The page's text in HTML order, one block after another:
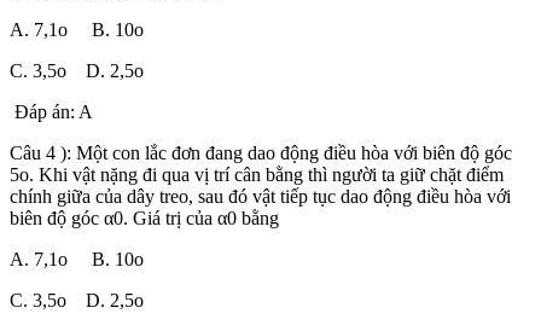
A. 7,1o B. 10o
C. 3,5o D. 2,5o
Đáp án: A
Câu 4 ): Một con lắc đơn đang dao động điều hòa với biên độ góc
5o. Khi vật nặng đi qua vị trí cân bằng thì người ta giữ chặt điểm
chính giữa của dây treo, sau đó vật tiếp tục dao động điều hòa với
biên độ góc α0. Giá trị của α0 bằng
A. 7,1o B. 10o
C. 3,5o D. 2,5o